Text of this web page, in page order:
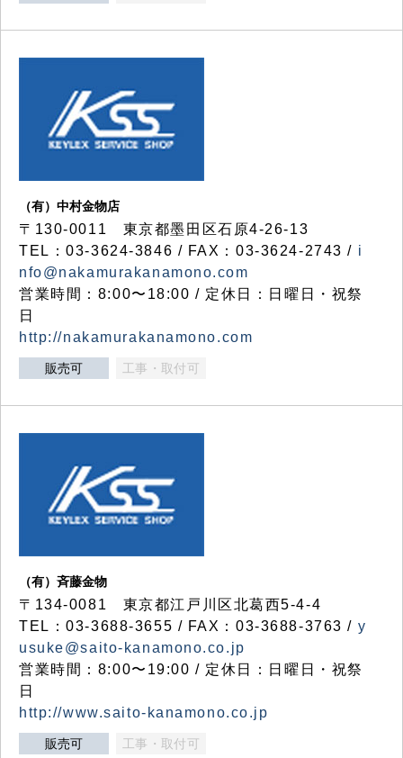
（有）中村金物店
〒130-0011 東京都墨田区石原4-26-13
TEL：03-3624-3846 / FAX：03-3624-2743 / i
nfo@nakamurakanamono.com
営業時間：8:00〜18:00 / 定休日：日曜日・祝祭
日
http://nakamurakanamono.com
販売可 工事・取付可
（有）斉藤金物
〒134-0081 東京都江戸川区北葛西5-4-4
TEL：03-3688-3655 / FAX：03-3688-3763 / y
usuke@saito-kanamono.co.jp
営業時間：8:00〜19:00 / 定休日：日曜日・祝祭
日
http://www.saito-kanamono.co.jp
販売可 工事・取付可